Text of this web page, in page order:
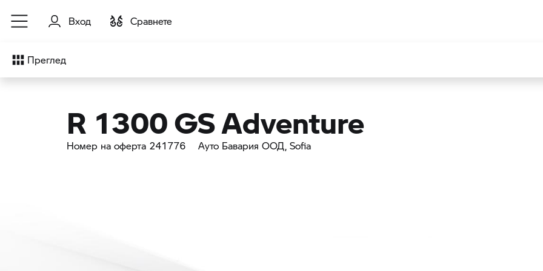
Към основното съдържание
Вход Cравнете
Преглед
R 1300 GS Adventure
Номер на оферта 241776 Ауто Бавария ООД, Sofia